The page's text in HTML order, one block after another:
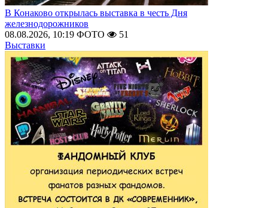
В Конаково открылась выставка в честь Дня
железнодорожников
08.08.2026, 10:19 ФОТО
51
Выставки